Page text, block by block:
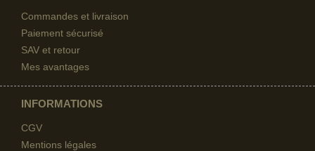
Commandes et livraison
Paiement sécurisé
SAV et retour
Mes avantages
INFORMATIONS
CGV
Mentions légales